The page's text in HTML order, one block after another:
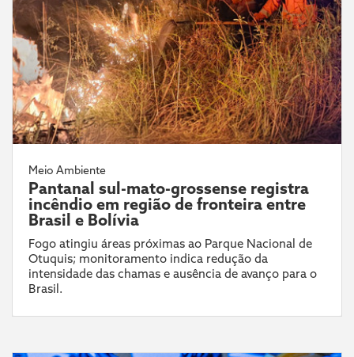
Meio Ambiente
Pantanal sul-mato-grossense registra
incêndio em região de fronteira entre
Brasil e Bolívia
Fogo atingiu áreas próximas ao Parque Nacional de
Otuquis; monitoramento indica redução da
intensidade das chamas e ausência de avanço para o
Brasil.